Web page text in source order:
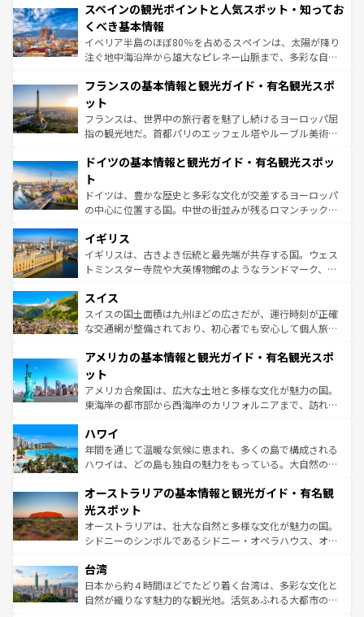
ろん、トスカーナの美しい田園風景やアマルフィ海岸の絶
景など、自然景観も見逃せない。観光の合間には、本場の
ピザやパスタなど、絶品のイタリア料理を堪能することも
できる。朝目覚めてから夜眠るまで、すべての瞬間を楽し
なお、新着のイタリア情報はコンテンツ一覧を参照してほ
しい。
スペインの観光ポイントと人気スポット・知ってお
くべき基本情報
イベリア半島のほぼ80％を占めるスペインは、太陽が降り
注ぐ地中海沿岸から雄大なピレネー山脈まで、多彩な自然
文化が根付くこの国では、情熱的なフラメンコ、熱気あふ
れる闘牛、そして美味しいタパスが生活の一部となってい
る。首都マドリードの洗練された雰囲気や、バルセロナの
アートに溢れた街角から、地方では古代ローマ遺跡や中世
せる。地方によって風土や気候が異なるスペインはその個
ンテンツ一覧 を参照してほしい。
フランスの基本情報と観光ガイド・有名観光スポ
ット
フランスは、世界中の旅行者を魅了し続けるヨーロッパ屈
指の観光地だ。首都パリのエッフェル塔やルーブル美術館
で、幅広い魅力が詰まっている。華麗な宮殿、歴史的な大
聖堂、美しいビーチ、そして豊かな自然が、訪れる者を心
から魅了する。また、フランスは美食の国としても知ら
れ、フランス料理はユネスコ無形文化遺産にも登録されて
香り高いラベンダー畑など、多彩な楽しみ方が可能だ。さ
らに、パリ以外の地域にも魅力が溢れており、どの街角に
も豊かな歴史と文化が息づいている。パリ以外の個性あふ
を参照してほしい。
ドイツの基本情報と観光ガイド・有名観光スポッ
ト
ドイツは、豊かな歴史と多彩な文化が交差するヨーロッパ
の中心に位置する国。中世の街並みが残るロマンチック街
顔を持つこの国は、どこを歩いても飽きることがない。ベ
ルリンの文化的活気、バイエルン州のアルプスの絶景、そ
してライン川沿いのワイン畑といった風景は必見。ビール
は、お酒好きな人にはぜひ体験してほしい。 なお、新着の
ドイツ情報はコンテンツ一覧を参照してほしい。
イギリス
イギリスは、古きよき伝統と最先端が共存する国。ウェス
トミンスター寺院や大英博物館のようなランドマーク、歴
リアごとに異なる魅力がある。また、優雅なアフタヌーン
ティー、ビール好きにはたまらない英国パブ、サッカー観
戦など、本場だからこそできる体験も豊富。イギリスを旅
ンツ一覧を参照してほしい。
スイス
スイスの国土面積は九州ほどの広さだが、運行時刻が正確
な交通網が整備されており、初心者でも安心して個人旅行
の建物がそのまま残る町や、スイスならではのユニークな
博物館もあり、アルプス観光だけでなく町歩きも満喫する
ことができる。国民の所得が高いため物価も高いが、旅行
者向けの交通パス提供のサービスもあり、うまく活用すれ
着のスイス情報は
アメリカの基本情報と観光ガイド・有名観光スポ
ット
アメリカ合衆国は、広大な土地と多様な文化が魅力の国。
東海岸の都市部から西海岸のカリフォルニアまで、訪れる
のような巨大都市は、観光、ショッピング、エンターテイ
ンメントが詰まった刺激的なスポットだ。一方、アメリカ
西部には大自然が広がり、グランドキャニオンやイエロー
部のニューオーリンズでは、音楽と美食が融合した独特の
文化が魅力。旅行者はアメリカの各地域で異なる魅力を楽
しみながら、その多様性と豊かな歴史を感じることができ
るだろう。車でのロードトリップや列車の旅も、アメリカ
情報は
ハワイ
年間を通じて温暖な気候に恵まれ、多くの島で構成される
ハワイは、どの島も独自の魅力をもっている。大自然の神
ワイ島は見逃せない。また、定番の観光地といえばオアフ
島だが、静かな自然を求めるならマウイ島やカウアイ島が
おすすめ。エメラルドグリーンに輝く海をはじめ、豊かな
文化や歴史が息づいている。「アロハスピリット」と呼ば
人々、おいしいローカルフードやハワイアンミュージッ
ク、伝統的なフラダンスなど、すべてがハワイの魅力を彩
っている。訪れるたびに新しい発見と感動が待っているハ
オーストラリアの基本情報と観光ガイド・有名観
光スポット
オーストラリアは、壮大な自然と多様な文化が魅力の国。
シドニーのシンボルであるシドニー・オペラハウス、オー
リアリーフや大陸中央部にそびえるウルル（エアーズロッ
ク）、タスマニアの美しい原生林やケアンズの熱帯雨林な
ど、見どころがたくさん。また、カフェやワイン、オージ
台湾
日本から約４時間ほどでたどり着く台湾は、多彩な文化と
自然が織りなす魅力的な観光地。活気あふれる大都市の台